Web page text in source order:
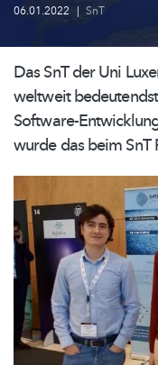
06.01.2022 | SnT
Das SnT der Uni
weltweit
Software-
wurde das beim SnT